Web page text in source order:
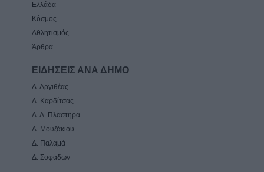
Ελλάδα
Κόσμος
Αθλητισμός
Άρθρα
ΕΙΔΗΣΕΙΣ ΑΝΑ ΔΗΜΟ
Δ. Αργιθέας
Δ. Καρδίτσας
Δ. Λ. Πλαστήρα
Δ. Μουζάκιου
Δ. Παλαμά
Δ. Σοφάδων